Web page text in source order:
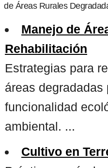
de Áreas Rurales
Manejo de
Rehabilitación
Estrategias para
áreas degradadas
funcionalidad
ambiental. ...
Cultivo en